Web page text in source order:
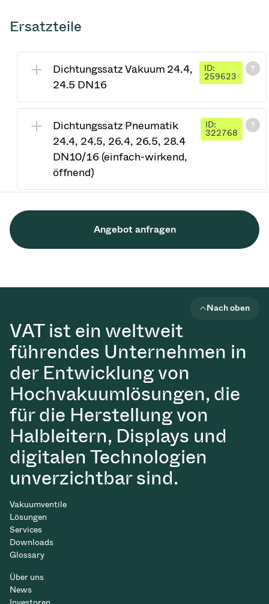
Ersatzteile
Dichtungssatz Vakuum 24.4,
24.5 DN16
ID:
259623
Dichtungssatz Pneumatik
24.4, 24.5, 26.4, 26.5, 28.4
DN10/16 (einfach-wirkend,
öffnend)
ID:
322768
Angebot anfragen
VAT ist ein weltweit
führendes Unternehmen in
der Entwicklung von
Hochvakuumlösungen, die
für die Herstellung von
Halbleitern, Displays und
digitalen Technologien
unverzichtbar sind.
Nach oben
Vakuumventile
Lösungen
Services
Downloads
Glossary
Über uns
News